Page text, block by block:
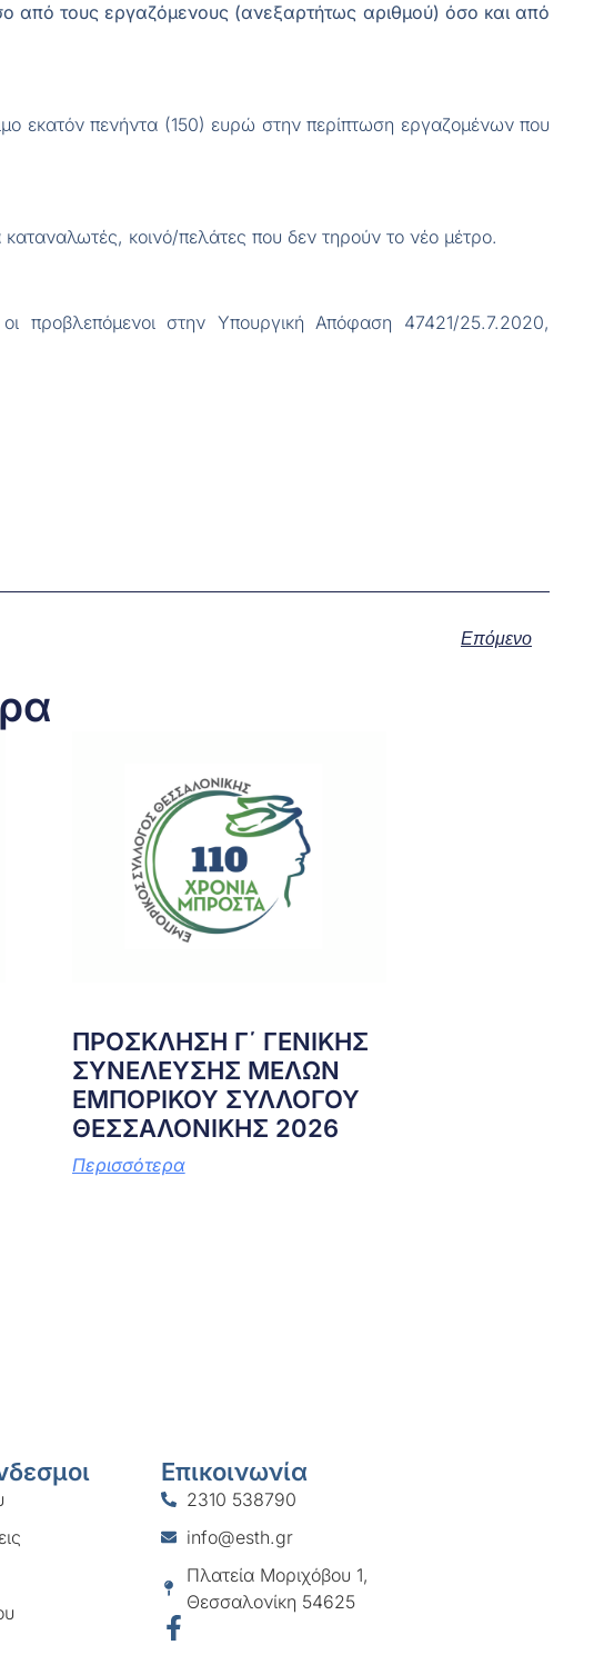
από τους εργαζόμενους (ανεξαρτήτως αριθμού) όσο και από
εκατόν πενήντα (150) ευρώ στην περίπτωση εργαζομένων που
κοινό/πελάτες που δεν τηρούν το νέο μέτρο.
προβλεπόμενοι στην Υπουργική Απόφαση 47421/25.7.2020,
Επόμενο
ΠΡΟΣΚΛΗΣΗ Γ΄ ΓΕΝΙΚΗΣ
ΣΥΝΕΛΕΥΣΗΣ ΜΕΛΩΝ
ΕΜΠΟΡΙΚΟΥ ΣΥΛΛΟΓΟΥ
ΘΕΣΣΑΛΟΝΙΚΗΣ 2026
Περισσότερα
Επικοινωνία
2310 538790
info@esth.gr
Πλατεία Μοριχόβου 1,
Θεσσαλονίκη 54625